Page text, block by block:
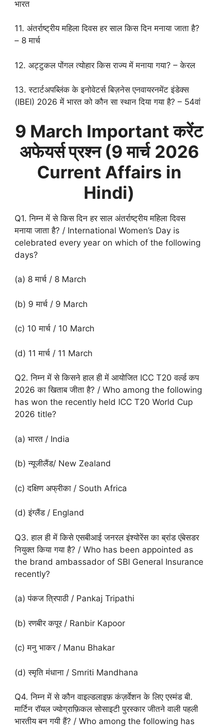
भारत
11. अंतर्राष्ट्रीय महिला दिवस हर साल किस दिन मनाया जाता है?
– 8 मार्च
12. अट्टुकल पोंगल त्योहार किस राज्य में मनाया गया? – केरल
13. स्टार्टअपब्लिंक के इनोवेटर्स बिज़नेस एनवायरनमेंट इंडेक्स
(IBEI) 2026 में भारत को कौन सा स्थान दिया गया है? – 54वां
9 March Important करेंट
अफेयर्स प्रश्न (9 मार्च 2026
Current Affairs in
Hindi)
Q1. निम्न में से किस दिन हर साल अंतर्राष्ट्रीय महिला दिवस
मनाया जाता है? / International Women’s Day is
celebrated every year on which of the following
days?
(a) 8 मार्च / 8 March
(b) 9 मार्च / 9 March
(c) 10 मार्च / 10 March
(d) 11 मार्च / 11 March
Q2. निम्न में से किसने हाल ही में आयोजित ICC T20 वर्ल्ड कप
2026 का खिताब जीता है? / Who among the following
has won the recently held ICC T20 World Cup
2026 title?
(a) भारत / India
(b) न्यूजीलैंड/ New Zealand
(c) दक्षिण अफ्रीका / South Africa
(d) इंग्लैंड / England
Q3. हाल ही में किसे एसबीआई जनरल इंश्योरेंस का ब्रांड एंबेसडर
नियुक्त किया गया है? / Who has been appointed as
the brand ambassador of SBI General Insurance
recently?
(a) पंकज त्रिपाठी / Pankaj Tripathi
(b) रणबीर कपूर / Ranbir Kapoor
(c) मनु भाकर / Manu Bhakar
(d) स्मृति मंधाना / Smriti Mandhana
Q4. निम्न में से कौन वाइल्डलाइफ़ कंज़र्वेशन के लिए एस्मंड बी.
मार्टिन रॉयल ज्योग्राफ़िकल सोसाइटी पुरस्कार जीतने वाली पहली
भारतीय बन गयी हैं? / Who among the following has